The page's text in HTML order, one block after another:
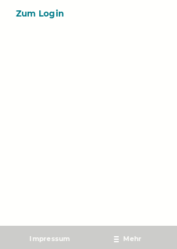
Zum Login
Impressum Mehr